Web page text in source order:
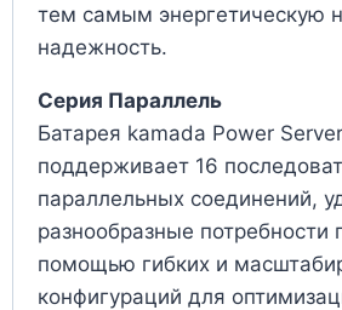
тем самым энергетическую
надежность.
Серия Параллель
Батарея kamada Power
поддерживает 16
параллельных соединений,
разнообразные потребности
помощью гибких и
конфигураций для